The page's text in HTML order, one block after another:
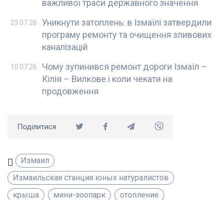
важливої траси державного значення
Уникнути затоплень: в Ізмаїлі затвердили
програму ремонту та очищення зливових
каналізацій
23.07.26
Чому зупинився ремонт дороги Ізмаїл –
Кілія – Вилкове і коли чекати на
продовження
10.07.26
Поділитися
Измаил
Измаильская станция юных натуралистов
крыша
мини-зоопарк
отопление